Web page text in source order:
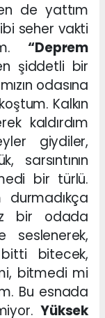
de yattım
seher vakti
“Deprem
şiddetli bir
odasına
Kalkın
kaldırdım
giydiler,
sarsıntının
bir türlü.
bir odada
seslenerek,
bitecek,
bitmedi mi
Bu esnada
Yüksek